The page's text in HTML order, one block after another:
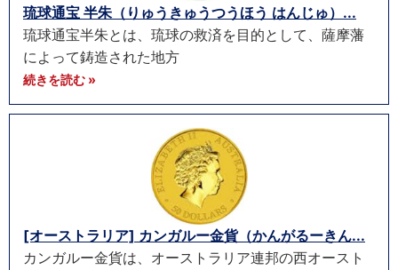
琉球通宝 半朱（りゅうきゅうつうほう はんじゅ）...
琉球通宝半朱とは、琉球の救済を目的として、薩摩藩
によって鋳造された地方
続きを読む »
[オーストラリア] カンガルー金貨（かんがるーきん...
カンガルー金貨は、オーストラリア連邦の西オースト